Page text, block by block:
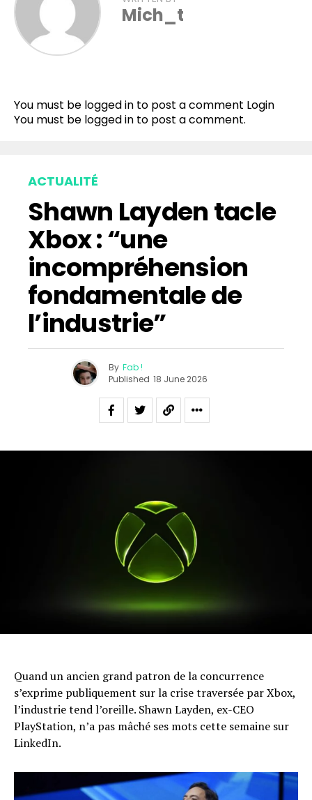
Mich_t
You must be logged in to post a comment Login
You must be logged in to post a comment.
ACTUALITÉ
Shawn Layden tacle
Xbox : “une
incompréhension
fondamentale de
l’industrie”
By Fab !
Published 18 June 2026
Quand un ancien grand patron de la concurrence
s’exprime publiquement sur la crise traversée par Xbox,
l’industrie tend l’oreille. Shawn Layden, ex-CEO
PlayStation, n’a pas mâché ses mots cette semaine sur
LinkedIn.